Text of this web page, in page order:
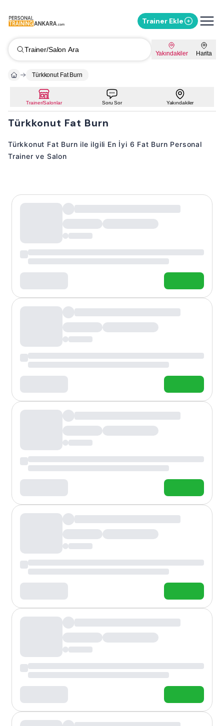
Trainer Ekle
Trainer/Salon Ara Yakındakiler Harita
Türkkonut Fat Burn
Trainer/Salonlar Soru Sor Yakındakiler
Türkkonut Fat Burn
Türkkonut Fat Burn ile ilgili En İyi 6 Fat Burn Personal
Trainer ve Salon